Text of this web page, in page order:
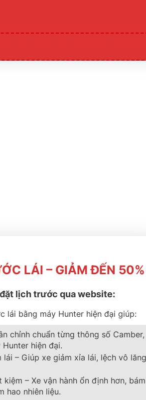
LÁI – GIẢM ĐẾN 50%
lịch trước qua website:
lái bằng máy Hunter hiện đại giúp:
chỉnh chuẩn từng thông số Camber,
Hunter hiện đại.
lái – Giúp xe giảm xỉa lái, lệch vô
– Xe vận hành ổn định hơn, bám
hao nhiên liệu.